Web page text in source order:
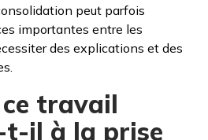
peut parfois
importantes entre les
des explications et des
travail
il à la prise